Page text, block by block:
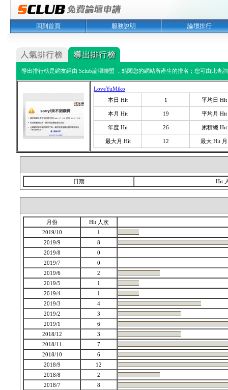
回到首頁 服務說明 論壇排行
導出排行榜是網友經由 Sclub論壇聯盟 ，點閱您的網站所產生的排名；您可由此查
LoveYuMiko
本日 Hit
1 平均日 Hit
本月 Hit 19 平均月 Hit
年度 Hit 26 累積總 Hit
最大月 Hit 12 最大 Hit 月
日期 Hit
月份
Hit 人次
2019/10
1
2019/9
8
2019/8
0
2019/7
0
2019/6
2
2019/5
1
2019/4
1
2019/3
4
2019/2
3
2019/1
6
2018/12
3
2018/11
7
2018/10
6
2018/9
12
2018/8
2
2018/7
8